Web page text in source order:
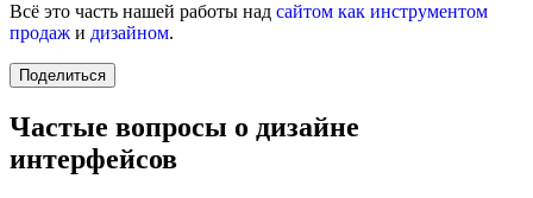
Всё это часть нашей работы над сайтом как инструментом
продаж и дизайном.
Поделиться
Частые вопросы о дизайне
интерфейсов